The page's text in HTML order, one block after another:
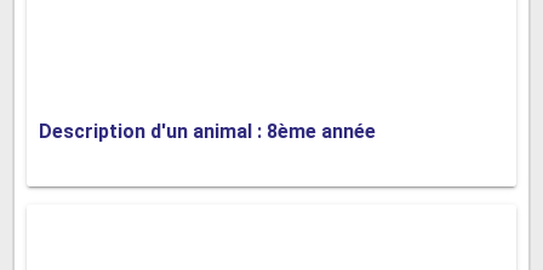
Description d'un animal : 8ème année